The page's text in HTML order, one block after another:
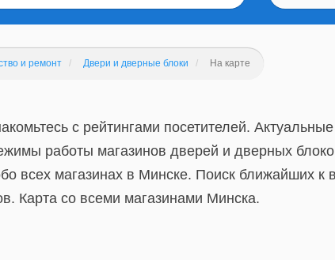
и ремонт Двери и дверные блоки На карте
с рейтингами посетителей.
работы магазинов дверей и дверных
всех магазинах в Минске. Поиск ближайших к
Карта со всеми магазинами Минска.